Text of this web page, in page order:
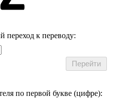
переход к переводу:
по первой букве (цифре):